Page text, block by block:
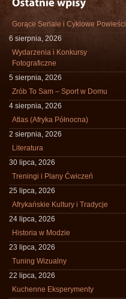
Gorące Seriale i Cyklowe Powieści
6 sierpnia, 2026
Wydarzenia i Konkursy
Fotograficzne
5 sierpnia, 2026
Zrób To Sam – Sport w Domu
4 sierpnia, 2026
Atlas (Afryka Północna)
2 sierpnia, 2026
Literatura
30 lipca, 2026
Treningi i Plany Ćwiczeń
25 lipca, 2026
Afrykańskie Kultury i Tradycje
24 lipca, 2026
Historia w Modzie
23 lipca, 2026
Tuning Wizualny
22 lipca, 2026
Kuchenne Eksperymenty